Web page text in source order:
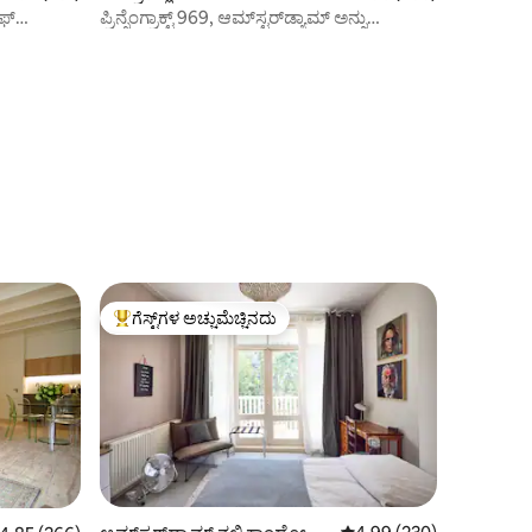
ಪ್ರಿನ್ಸೆಂಗ್ರಾಕ್ಟ್ 969, ಆಮ್‌ಸ್ಟರ್‌ಡ್ಯಾಮ್ ಅನ್ನು
ಗೆಸ್ಟ್‌ಗಳಿಗೆ ಅತಿ ಹೆಚ್ಚು ಅಚ್ಚುಮೆಚ್ಚಿನದು
ಗೆಸ್ಟ್‌ಗಳ ಅಚ್ಚುಮೆಚ್ಚಿನದು